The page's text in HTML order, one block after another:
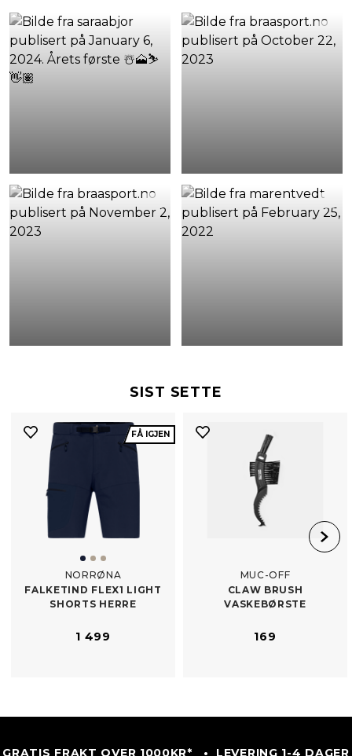
SIST SETTE
FÅ IGJEN
NORRØNA
FALKETIND FLEX1 LIGHT
SHORTS HERRE
1 499
MUC-OFF
CLAW BRUSH
VASKEBØRSTE
169
GRATIS FRAKT OVER 1000KR* • LEVERING 1-4 DAGER